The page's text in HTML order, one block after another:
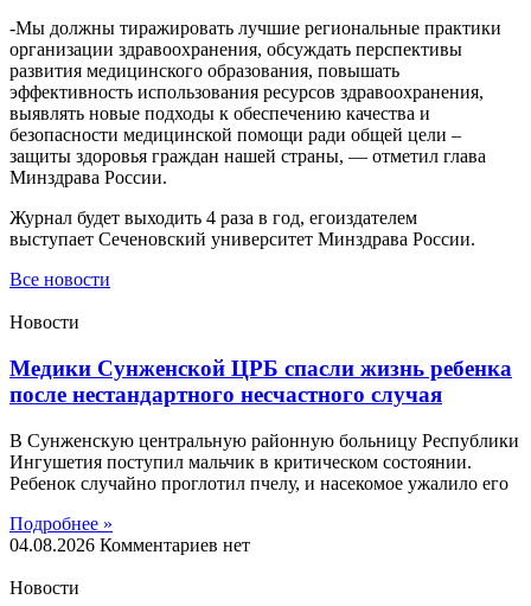
-Мы должны тиражировать лучшие региональные практики
организации здравоохранения, обсуждать перспективы
развития медицинского образования, повышать
эффективность использования ресурсов здравоохранения,
выявлять новые подходы к обеспечению качества и
безопасности медицинской помощи ради общей цели –
защиты здоровья граждан нашей страны, — отметил глава
Минздрава России.
Журнал будет выходить 4 раза в год, егоиздателем
выступает Сеченовский университет Минздрава России.
Все новости
Новости
Медики Сунженской ЦРБ спасли жизнь ребенка
после нестандартного несчастного случая
В Сунженскую центральную районную больницу Республики
Ингушетия поступил мальчик в критическом состоянии.
Ребенок случайно проглотил пчелу, и насекомое ужалило его
Подробнее »
04.08.2026 Комментариев нет
Новости